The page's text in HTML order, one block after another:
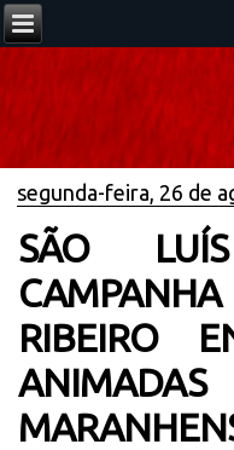
segunda-feira, 26 de
SÃO LUÍS
RIBEIRO